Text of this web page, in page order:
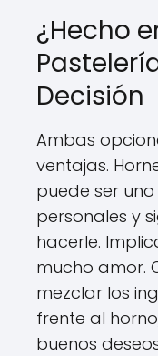
¿Hecho
Decisión
Ambas
ventajas.
puede ser
personales y
hacerle.
mucho amor.
mezclar los
frente al
buenos